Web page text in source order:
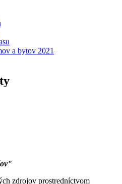
a bytov 2021
zdrojov prostredníctvom